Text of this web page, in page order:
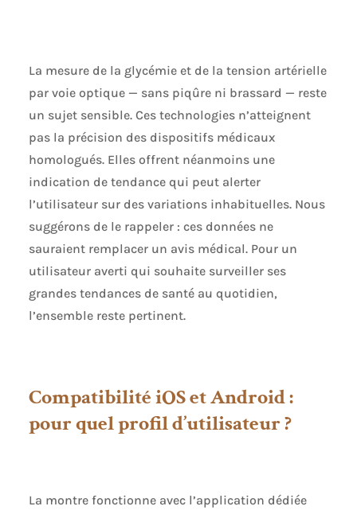
et de mouvement
pour une évaluation
globale. Il fournit
un rapport
d’évaluation
scientifique et des
améliorer le
sommeil. 🩺
Composition
Bilan de Santé: Une
pression sur le
bouton inférieur
droit permet
d’obtenir 10
taux de masse
grasse et la masse
musculaire.
cardiaque, de la
La mesure de la glycémie et de la tension artérielle
par voie optique — sans piqûre ni brassard — reste
un sujet sensible. Ces technologies n’atteignent
pas la précision des dispositifs médicaux
homologués. Elles offrent néanmoins une
indication de tendance qui peut alerter
l’utilisateur sur des variations inhabituelles. Nous
suggérons de le rappeler : ces données ne
sauraient remplacer un avis médical. Pour un
utilisateur averti qui souhaite surveiller ses
grandes tendances de santé au quotidien,
l’ensemble reste pertinent.
Compatibilité iOS et Android :
pour quel profil d’utilisateur ?
La montre fonctionne avec l’application dédiée